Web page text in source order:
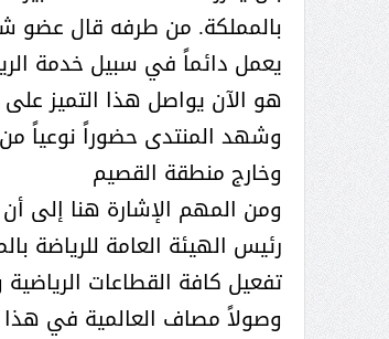
بالمملكة. من طرفه قال عضو
يعمل دائماً في سبيل خدمة
هو الآن يواصل هذا التميز
وشهد المنتدى حضوراً نوعياً من
وخارج منطقة القصيم
ومن المهم الإشارة هنا إلى
رئيس الهيئة العامة
تفعيل كافة القطاعات
وصولاً مصاف العالمية في هذا